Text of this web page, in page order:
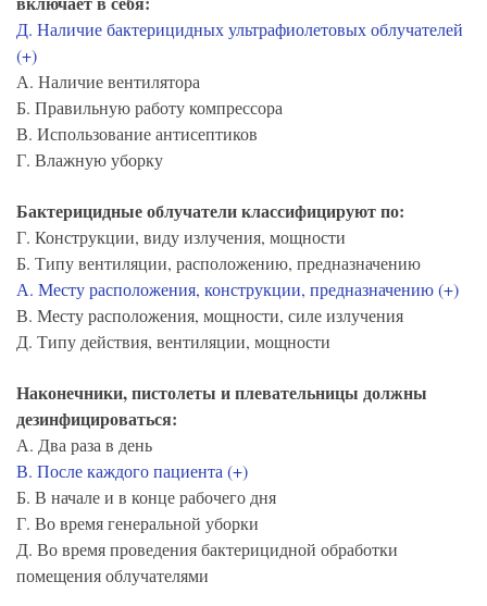
Д. Наличие бактерицидных ультрафиолетовых облучателей
(+)
А. Наличие вентилятора
Б. Правильную работу компрессора
В. Использование антисептиков
Г. Влажную уборку
Бактерицидные облучатели классифицируют по:
Г. Конструкции, виду излучения, мощности
Б. Типу вентиляции, расположению, предназначению
А. Месту расположения, конструкции, предназначению (+)
В. Месту расположения, мощности, силе излучения
Д. Типу действия, вентиляции, мощности
Наконечники, пистолеты и плевательницы должны
дезинфицироваться:
А. Два раза в день
В. После каждого пациента (+)
Б. В начале и в конце рабочего дня
Г. Во время генеральной уборки
Д. Во время проведения бактерицидной обработки
помещения облучателями